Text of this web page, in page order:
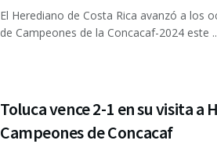
El Herediano de Costa Rica avanzó a los
de Campeones de la Concacaf-2024 este
Toluca vence 2-1 en su visita a
Campeones de Concacaf